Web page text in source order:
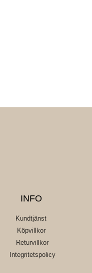
INFO
Kundtjänst
Köpvillkor
Returvillkor
Integritetspolicy